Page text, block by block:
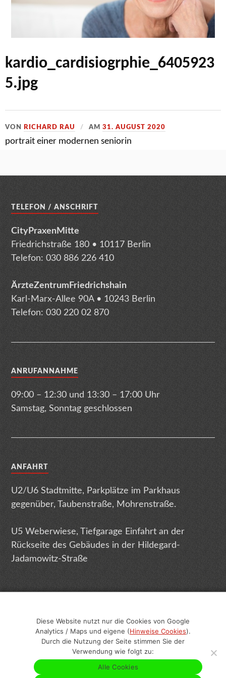
kardio_cardisiogrphie_6405923
5.jpg
VON RICHARD RAU AM 31. AUGUST 2020
portrait einer modernen seniorin
TELEFON / ANSCHRIFT
CityPraxenMitte
Friedrichstraße 180 • 10117 Berlin
Telefon: 030 886 226 410
ÄrzteZentrumFriedrichshain
Karl-Marx-Allee 90A • 10243 Berlin
Telefon: 030 220 02 870
ANRUFANNAHME
09:00 – 12:30 und 13:30 – 17:00 Uhr
Samstag, Sonntag geschlossen
ANFAHRT
U2/U6 Stadtmitte, Parkplätze im Parkhaus
gegenüber, Taubenstraße, Mohrenstraße.
U5 Weberwiese, Tiefgarage Einfahrt an der
Rückseite des Gebäudes in der Hildegard-
Jadamowitz-Straße
Impressum Datenschutz Terminabsage
Geschlechtsneutrale Texte
Diese Website nutzt nur die Cookies von Google
Analytics / Maps und eigene (Hinweise Cookies).
Durch die Nutzung der Seite stimmen Sie der
Verwendung wie folgt zu:
Alle Cookies